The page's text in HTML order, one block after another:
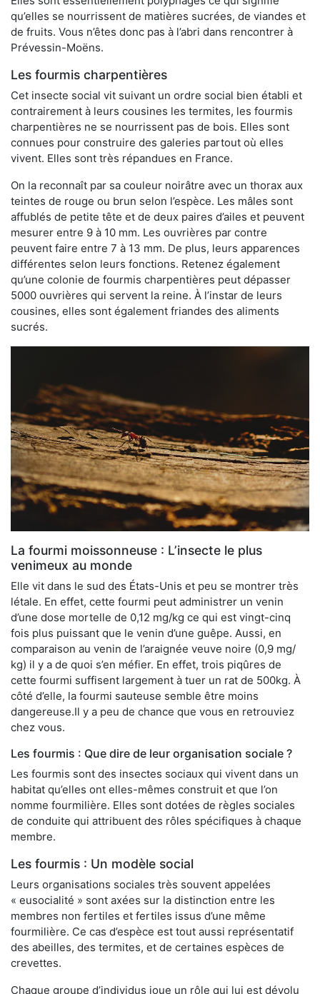
qu’elles se nourrissent de matières sucrées, de viandes et
de fruits. Vous n’êtes donc pas à l’abri dans rencontrer à
Prévessin-Moëns.
Les fourmis charpentières
Cet insecte social vit suivant un ordre social bien établi et
contrairement à leurs cousines les termites, les fourmis
charpentières ne se nourrissent pas de bois. Elles sont
connues pour construire des galeries partout où elles
vivent. Elles sont très répandues en France.
On la reconnaît par sa couleur noirâtre avec un thorax aux
teintes de rouge ou brun selon l’espèce. Les mâles sont
affublés de petite tête et de deux paires d’ailes et peuvent
mesurer entre 9 à 10 mm. Les ouvrières par contre
peuvent faire entre 7 à 13 mm. De plus, leurs apparences
différentes selon leurs fonctions. Retenez également
qu’une colonie de fourmis charpentières peut dépasser
5000 ouvrières qui servent la reine. À l’instar de leurs
cousines, elles sont également friandes des aliments
sucrés.
La fourmi moissonneuse : L’insecte le plus
venimeux au monde
Elle vit dans le sud des États-Unis et peu se montrer très
létale. En effet, cette fourmi peut administrer un venin
d’une dose mortelle de 0,12 mg/kg ce qui est vingt-cinq
fois plus puissant que le venin d’une guêpe. Aussi, en
comparaison au venin de l’araignée veuve noire (0,9 mg/
kg) il y a de quoi s’en méfier. En effet, trois piqûres de
cette fourmi suffisent largement à tuer un rat de 500kg. À
côté d’elle, la fourmi sauteuse semble être moins
dangereuse.Il y a peu de chance que vous en retrouviez
chez vous.
Les fourmis : Que dire de leur organisation sociale ?
Les fourmis sont des insectes sociaux qui vivent dans un
habitat qu’elles ont elles-mêmes construit et que l’on
nomme fourmilière. Elles sont dotées de règles sociales
de conduite qui attribuent des rôles spécifiques à chaque
membre.
Les fourmis : Un modèle social
Leurs organisations sociales très souvent appelées
« eusocialité » sont axées sur la distinction entre les
membres non fertiles et fertiles issus d’une même
fourmilière. Ce cas d’espèce est tout aussi représentatif
des abeilles, des termites, et de certaines espèces de
crevettes.
Chaque groupe d’individus joue un rôle qui lui est dévolu